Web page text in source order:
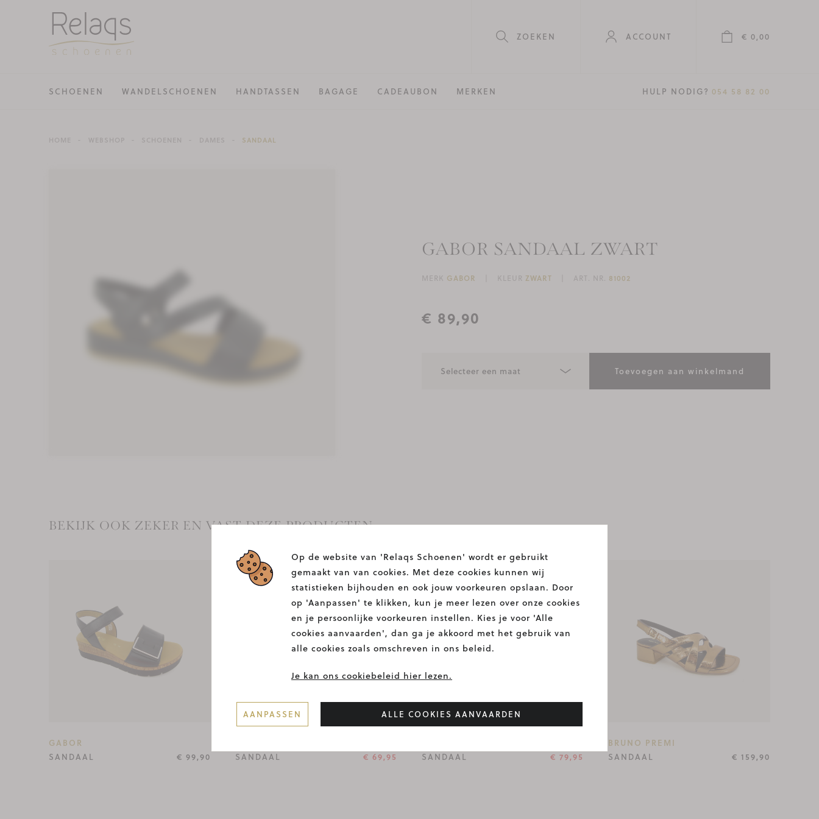
ZOEKEN ACCOUNT € 0,00
SCHOENEN WANDELSCHOENEN HANDTASSEN BAGAGE CADEAUBON MERKEN HULP NODIG? T.
054 58 82 00
HOME WEBSHOP SCHOENEN DAMES SANDAAL
GABOR SANDAAL ZWART
MERK GABOR KLEUR ZWART ART. NR. 81002
€ 89,90
Toevoegen aan winkelmand
BEKIJK OOK ZEKER EN VAST DEZE PRODUCTEN
GABOR
SANDAAL
€ 99,90
50%
SANDAAL
€ 69,95
SANDAAL
€ 79,95
BRUNO PREMI
SANDAAL
€ 159,90
Op de website van 'Relaqs Schoenen' wordt er gebruikt
gemaakt van van cookies. Met deze cookies kunnen wij
statistieken bijhouden en ook jouw voorkeuren opslaan. Door
op 'Aanpassen' te klikken, kun je meer lezen over onze cookies
en je persoonlijke voorkeuren instellen. Kies je voor 'Alle
cookies aanvaarden', dan ga je akkoord met het gebruik van
alle cookies zoals omschreven in ons beleid.
Je kan ons cookiebeleid hier lezen.
AANPASSEN ALLE COOKIES AANVAARDEN